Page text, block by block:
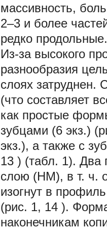
массивность,
2–3 и более
редко продольные.
Из-за высокого
разнообразия
слоях затруднен.
(что составляет
как простые
зубцами (6 экз.)
экз.), а также с
13 ) (табл. 1). Два
слою (НМ), в т. ч.
изогнут в
(рис. 1, 14 ).
наконечникам